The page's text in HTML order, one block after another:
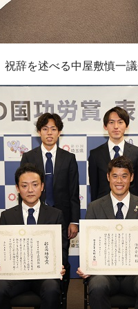
祝辞を述べる中屋敷慎一